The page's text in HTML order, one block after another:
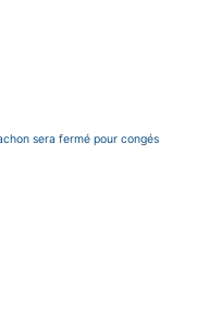
sera fermé pour congés